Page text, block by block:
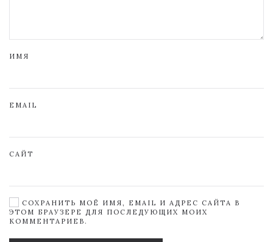
ИМЯ
EMAIL
САЙТ
СОХРАНИТЬ МОЁ ИМЯ, EMAIL И АДРЕС САЙТА В
ЭТОМ БРАУЗЕРЕ ДЛЯ ПОСЛЕДУЮЩИХ МОИХ
КОММЕНТАРИЕВ.